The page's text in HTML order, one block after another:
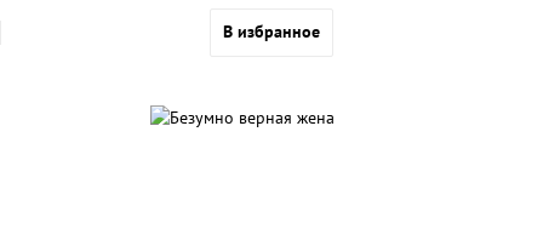
В избранное